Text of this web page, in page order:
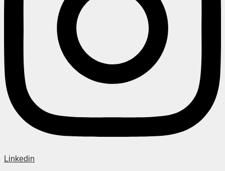
Linkedin